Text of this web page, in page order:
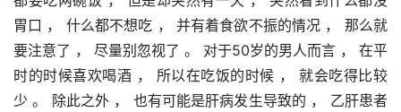
胃口 ， 什么都不想吃 ， 并有着食欲不振的情况 ， 那么就
要注意了 ， 尽量别忽视了 。 对于50岁的男人而言 ， 在平
时的时候喜欢喝酒 ， 所以在吃饭的时候 ， 就会吃得比较
少 。 除此之外 ， 也有可能是肝病发生导致的 ， 乙肝患者